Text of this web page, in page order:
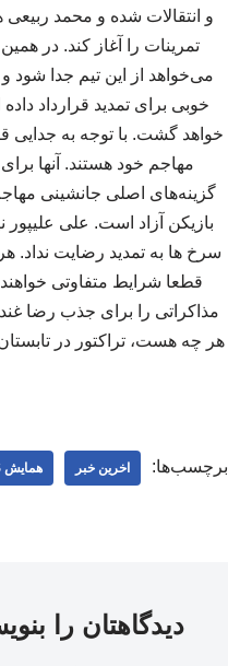
و انتقالات شده و محمد
تمرینات را آغاز کند. در
می‌خواهد از این تیم جدا شود
خوبی برای تمدید قرارداد
خواهد گشت. با توجه به جدایی
مهاجم خود هستند. آنها
گزینه‌های اصلی جانشینی
بازیکن آزاد است. علی
سرخ ها به تمدید رضایت نداد.
قطعا شرایط متفاوتی خواهند
مذاکراتی را برای جذب رضا
برچسب‌ها: اخرین خبر همایش NCSS
دیدگاهتان را